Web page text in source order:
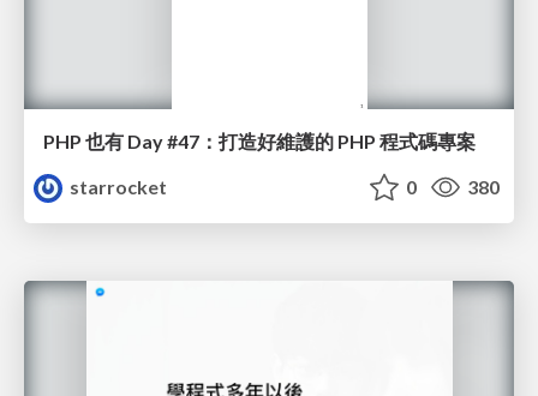
PHP 也有 Day #47：打造好維護的 PHP 程式碼專案
starrocket
0 380